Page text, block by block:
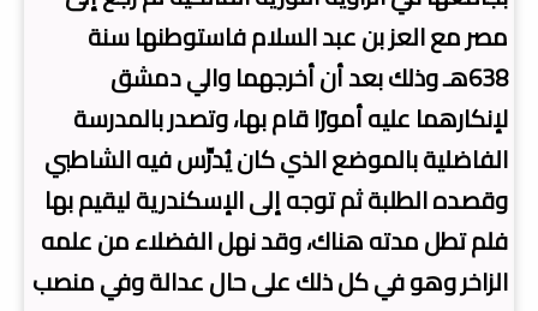
مصر مع العز بن عبد السلام فاستوطنها سنة
638هـ وذلك بعد أن أخرجهما والي دمشق
لإنكارهما عليه أمورًا قام بها، وتصدر بالمدرسة
الفاضلية بالموضع الذي كان يُدرِّس فيه الشاطبي
وقصده الطلبة ثم توجه إلى الإسكندرية ليقيم بها
فلم تطل مدته هناك، وقد نهل الفضلاء من علمه
الزاخر وهو في كل ذلك على حال عدالة وفي منصب